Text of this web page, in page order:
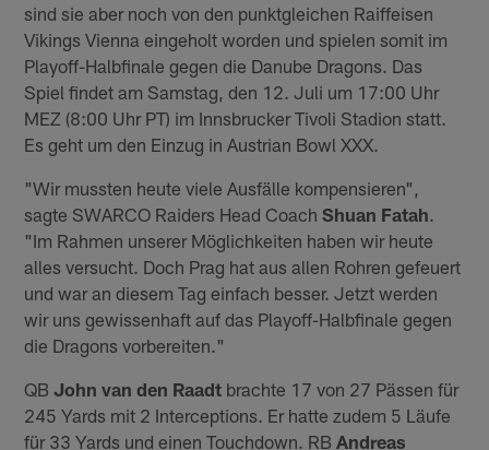
sind sie aber noch von den punktgleichen Raiffeisen
Vikings Vienna eingeholt worden und spielen somit im
Playoff-Halbfinale gegen die Danube Dragons. Das
Spiel findet am Samstag, den 12. Juli um 17:00 Uhr
MEZ (8:00 Uhr PT) im Innsbrucker Tivoli Stadion statt.
Es geht um den Einzug in Austrian Bowl XXX.
"Wir mussten heute viele Ausfälle kompensieren",
sagte SWARCO Raiders Head CoachShuan Fatah
"Im Rahmen unserer Möglichkeiten haben wir heute
alles versucht. Doch Prag hat aus allen Rohren gefeuert
und war an diesem Tag einfach besser. Jetzt werden
wir uns gewissenhaft auf das Playoff-Halbfinale gegen
die Dragons vorbereiten."
QBJohn van den Raadt brachte 17 von 27 Pässen für
245 Yards mit 2 Interceptions. Er hatte zudem 5 Läufe
für 33 Yards und einen Touchdown. RB Andreas